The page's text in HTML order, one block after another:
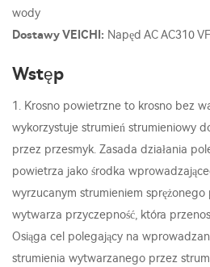
wody
Dostawy VEICHI: Napęd AC AC310
Wstęp
1. Krosno powietrzne to krosno bez
wykorzystuje strumień strumieniowy
przez przesmyk. Zasada działania
powietrza jako środka
wyrzucanym strumieniem
wytwarza przyczepność, która
Osiąga cel polegający na
strumienia wytwarzanego przez